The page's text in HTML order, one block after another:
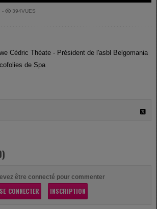
- 394VUES
Cédric Théate - Président de l'asbl Belgomania
de Spa
être connecté pour commenter
SE CONNECTER INSCRIPTION